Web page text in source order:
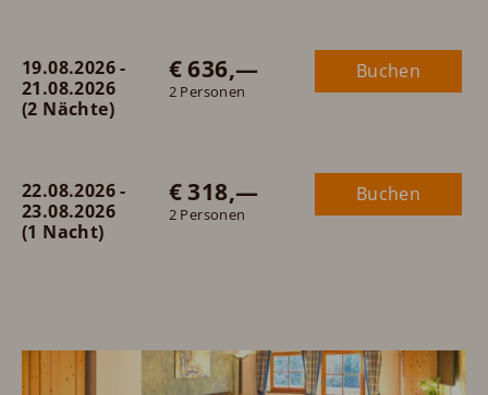
19.08.2026 -
21.08.2026
(2 Nächte)
€ 636,—
2 Personen
Buchen
22.08.2026 -
23.08.2026
(1 Nacht)
€ 318,—
2 Personen
Buchen